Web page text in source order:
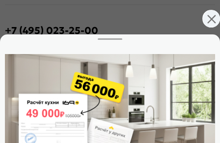
+7 (495) 023-25-00
Стать дилером
Расскажите о нас
Поделиться
Оцените магазин